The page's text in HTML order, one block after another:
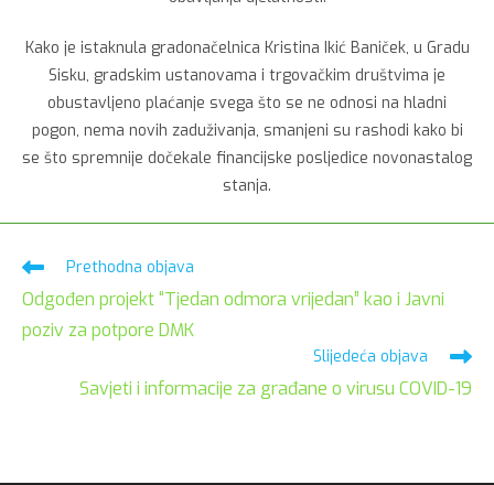
Kako je istaknula gradonačelnica Kristina Ikić Baniček, u Gradu
Sisku, gradskim ustanovama i trgovačkim društvima je
obustavljeno plaćanje svega što se ne odnosi na hladni
pogon, nema novih zaduživanja, smanjeni su rashodi kako bi
se što spremnije dočekale financijske posljedice novonastalog
stanja.
Pročitaj
više
članaka
Prethodna objava
Odgođen projekt “Tjedan odmora vrijedan” kao i Javni
poziv za potpore DMK
Slijedeća objava
Savjeti i informacije za građane o virusu COVID-19